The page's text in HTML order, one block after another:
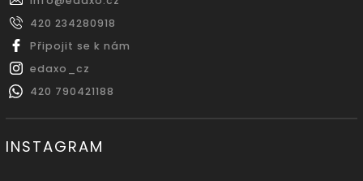
420 234280918
Připojit se k nám
edaxo_cz
420 790421188
INSTAGRAM